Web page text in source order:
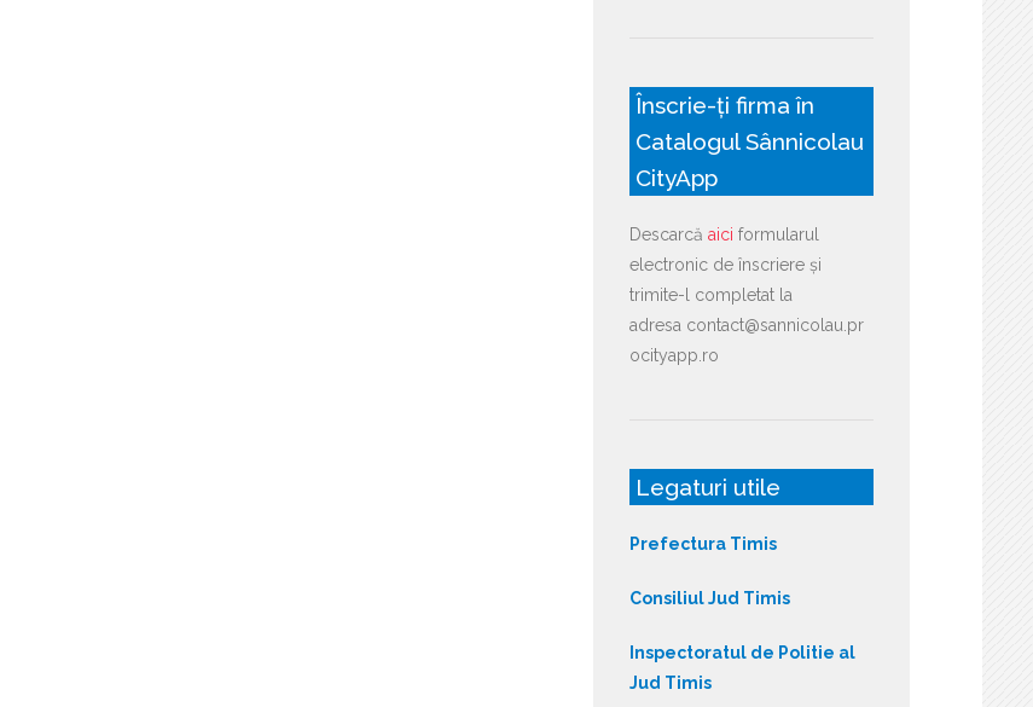
Înscrie-ți firma în
Catalogul Sânnicolau
CityApp
Descarcă aici formularul
electronic de înscriere și
trimite-l completat la
adresa contact@sannicolau.pr
ocityapp.ro
Legaturi utile
Prefectura Timis
Consiliul Jud Timis
Inspectoratul de Politie al
Jud Timis